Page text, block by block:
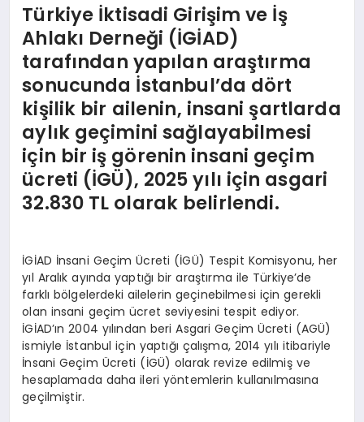
Türkiye İktisadi Girişim ve İş
Ahlakı Derneği (İGİAD)
tarafından yapılan araştırma
sonucunda İstanbul’da dört
kişilik bir ailenin, insani şartlarda
aylık geçimini sağlayabilmesi
için bir iş görenin insani geçim
ücreti (İGÜ), 2025 yılı için asgari
32.830 TL olarak belirlendi.
İGİAD İnsani Geçim Ücreti (İGÜ) Tespit Komisyonu, her
yıl Aralık ayında yaptığı bir araştırma ile Türkiye’de
farklı bölgelerdeki ailelerin geçinebilmesi için gerekli
olan insani geçim ücret seviyesini tespit ediyor.
İGİAD’ın 2004 yılından beri Asgari Geçim Ücreti (AGÜ)
ismiyle İstanbul için yaptığı çalışma, 2014 yılı itibariyle
İnsani Geçim Ücreti (İGÜ) olarak revize edilmiş ve
hesaplamada daha ileri yöntemlerin kullanılmasına
geçilmiştir.